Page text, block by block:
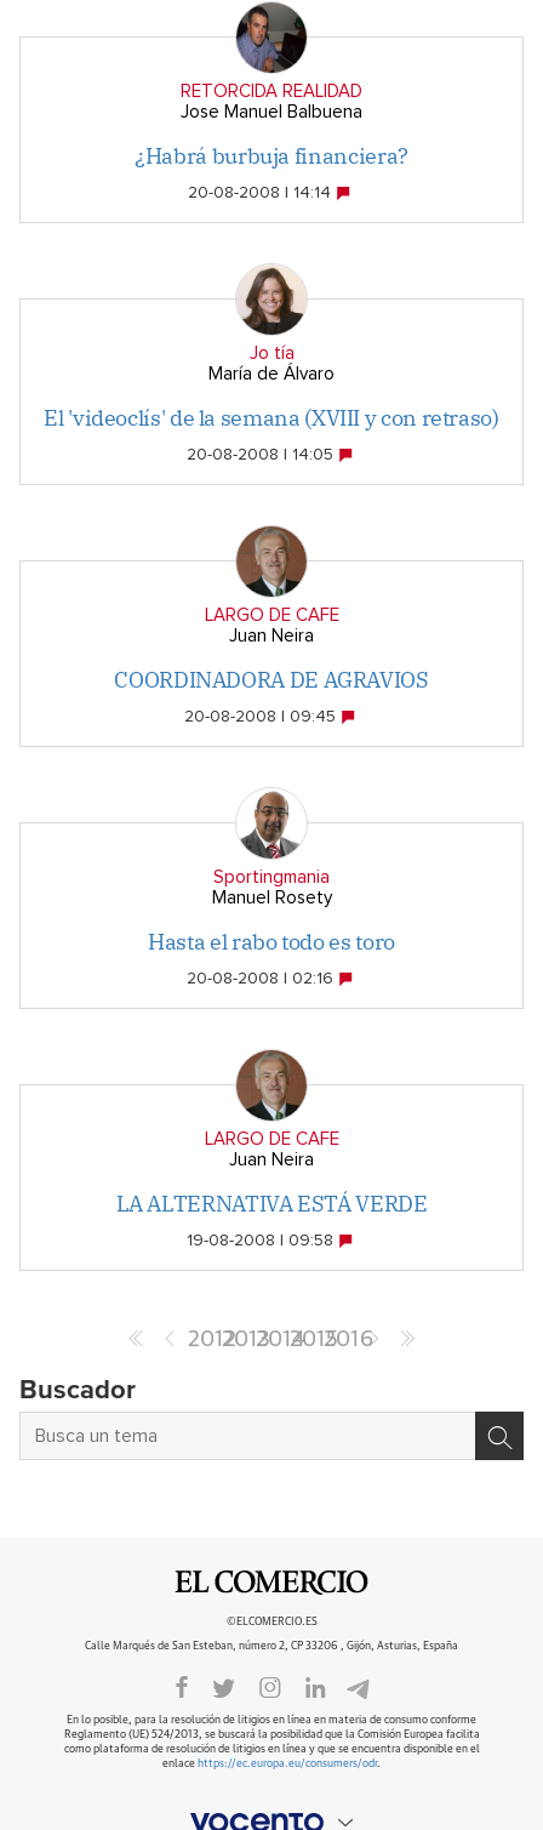
RETORCIDA REALIDAD
Jose Manuel Balbuena
¿Habrá burbuja financiera?
20-08-2008 | 14:14
Jo tía
María de Álvaro
El 'videoclís' de la semana (XVIII y con retraso)
20-08-2008 | 14:05
LARGO DE CAFE
Juan Neira
COORDINADORA DE AGRAVIOS
20-08-2008 | 09:45
Sportingmania
Manuel Rosety
Hasta el rabo todo es toro
20-08-2008 | 02:16
LARGO DE CAFE
Juan Neira
LA ALTERNATIVA ESTÁ VERDE
19-08-2008 | 09:58
20122013201420152016
Buscador
©ELCOMERCIO.ES
Calle Marqués de San Esteban, número 2, CP 33206 , Gijón, Asturias, España
En lo posible, para la resolución de litigios en línea en materia de consumo conforme
Reglamento (UE) 524/2013, se buscará la posibilidad que la Comisión Europea facilita
como plataforma de resolución de litigios en línea y que se encuentra disponible en el
enlace https://ec.europa.eu/consumers/odr.